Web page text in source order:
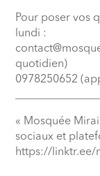
Pour poser vos
lundi :
quotidien)
0978250652
« Mosquée
sociaux et
⁠https://linktr.ee/